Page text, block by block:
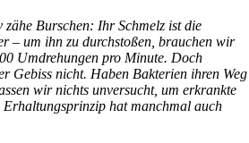
Burschen: Ihr Schmelz ist die
– um ihn zu durchstoßen, brauchen wir
Umdrehungen pro Minute. Doch
Gebiss nicht. Haben Bakterien ihren Weg
wir nichts unversucht, um erkrankte
Erhaltungsprinzip hat manchmal auch